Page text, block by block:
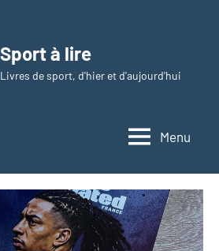
Sport à lire
Livres de sport, d'hier et d'aujourd'hui
Menu